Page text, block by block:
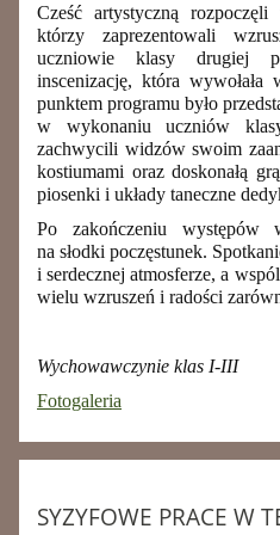
Cześć artystyczną
którzy zaprezentowali
uczniowie klasy drugiej
inscenizację, która
punktem programu było
w wykonaniu uczniów
zachwycili widzów swoim
kostiumami oraz doskonałą
piosenki i układy taneczne
Po zakończeniu występów
na słodki poczęstunek.
i serdecznej atmosferze, a
wielu wzruszeń i radości
Wychowawczynie klas I-III
Fotogaleria
SYZYFOWE PRACE W